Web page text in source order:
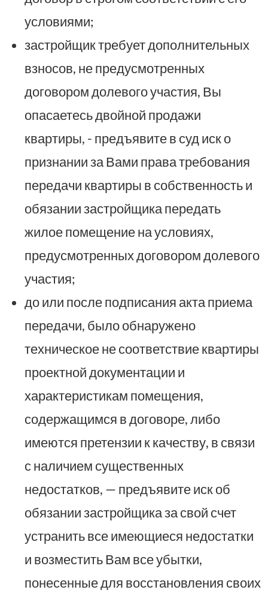
условиями;
застройщик требует дополнительных
взносов, не предусмотренных
договором долевого участия, Вы
опасаетесь двойной продажи
квартиры, - предъявите в суд иск о
признании за Вами права требования
передачи квартиры в собственность и
обязании застройщика передать
жилое помещение на условиях,
предусмотренных договором долевого
участия;
до или после подписания акта приема
передачи, было обнаружено
техническое не соответствие квартиры
проектной документации и
характеристикам помещения,
содержащимся в договоре, либо
имеются претензии к качеству, в связи
с наличием существенных
недостатков, — предъявите иск об
обязании застройщика за свой счет
устранить все имеющиеся недостатки
и возместить Вам все убытки,
понесенные для восстановления своих